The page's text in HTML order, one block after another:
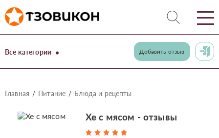
Все категории Добавить отзыв
Главная Питание Блюда и рецепты
Хе с мясом - отзывы